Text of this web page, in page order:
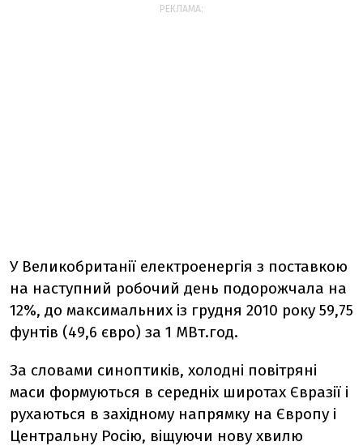
РЕКЛАМА:
У Великобританії електроенергія з поставкою
на наступний робочий день подорожчала на
12%, до максимальних із грудня 2010 року 59,75
фунтів (49,6 євро) за 1 МВт.год.
За словами синоптиків, холодні повітряні
маси формуються в середніх широтах Євразії і
рухаються в західному напрямку на Європу і
Центральну Росію, віщуючи нову хвилю